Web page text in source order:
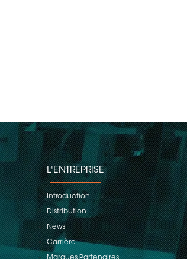
L'ENTREPRISE
Introduction
Distribution
News
Carrière
Marques Partenaires